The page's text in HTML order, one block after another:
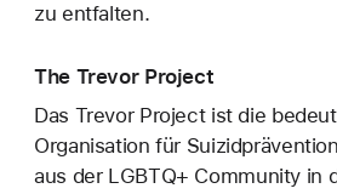
zu entfalten.
The Trevor Project
Das Trevor Project ist die
Organisation für
aus der LGBTQ+ Community in